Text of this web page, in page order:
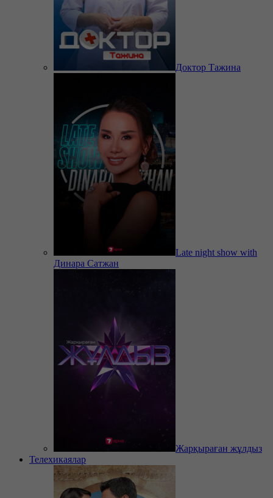
Доктор Тажина
Late night show with
Динара Сатжан
Жарқыраған жұлдыз
Телехикаялар